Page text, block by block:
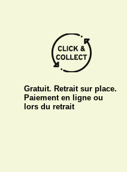
Gratuit. Retrait sur place.
Paiement en ligne ou
lors du retrait